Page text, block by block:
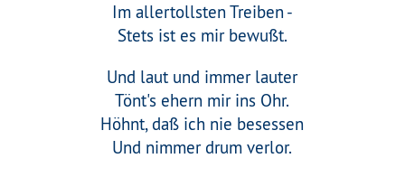
Im allertollsten Treiben -
Stets ist es mir bewußt.
Und laut und immer lauter
Tönt's ehern mir ins Ohr.
Höhnt, daß ich nie besessen
Und nimmer drum verlor.